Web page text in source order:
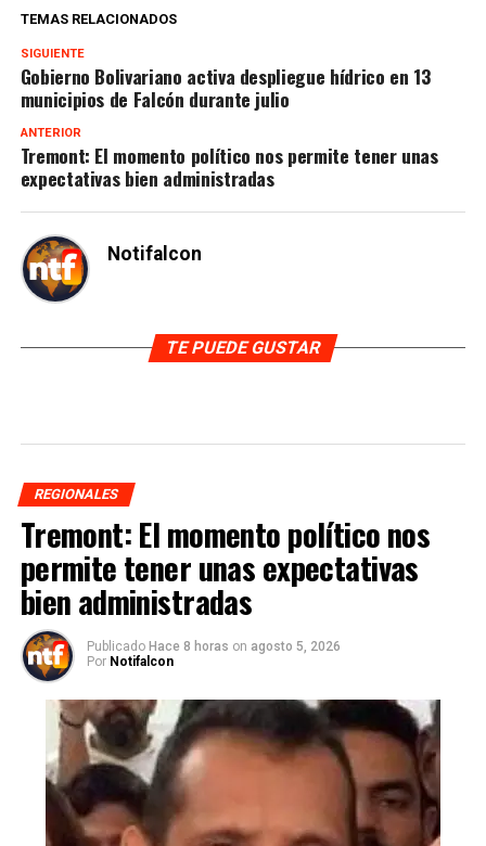
TEMAS RELACIONADOS
SIGUIENTE
Gobierno Bolivariano activa despliegue hídrico en 13
municipios de Falcón durante julio
ANTERIOR
Tremont: El momento político nos permite tener unas
expectativas bien administradas
Notifalcon
TE PUEDE GUSTAR
REGIONALES
Tremont: El momento político nos
permite tener unas expectativas
bien administradas
Publicado Hace 8 horas on agosto 5, 2026
Por Notifalcon